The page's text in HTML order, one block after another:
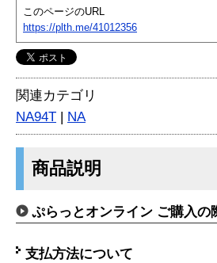
このページのURL
https://plth.me/41012356
関連カテゴリ
NA94T | NA
商品説明
ぷらっとオンライン ご購入の
支払方法について